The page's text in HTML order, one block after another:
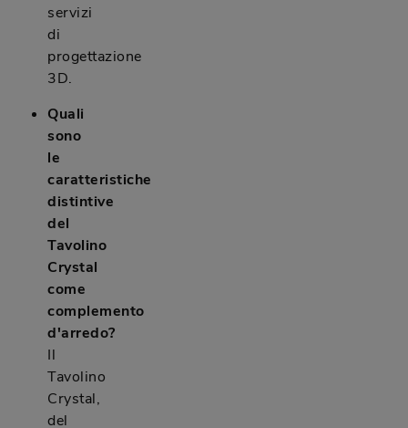
servizi
di
progettazione
3D.
Quali
sono
le
caratteristiche
distintive
del
Tavolino
Crystal
come
complemento
d'arredo?
Il
Tavolino
Crystal,
del